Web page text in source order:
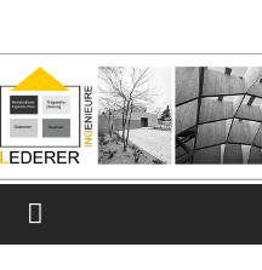
lederer-
ingenieure.de
Ingenieurbüro
für